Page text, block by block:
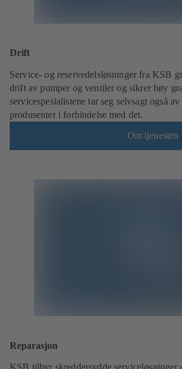
Drift
Service- og reservedelsløsninger fra KSB
drift av pumper og ventiler og sikrer høy
servicespesialistene tar seg selvsagt også
produsenter i forbindelse med det.
Om tjenesten
Reparasjon
KSB tilbyr skreddersydde serviceløsninger